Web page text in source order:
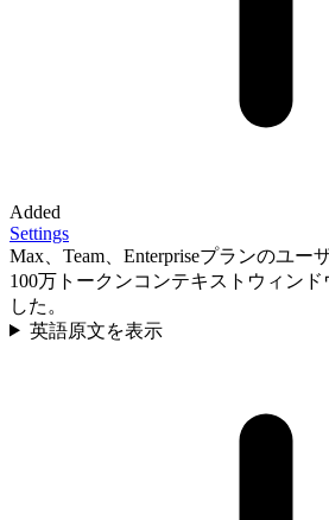
Added
Settings
Max、Team、Enterpriseプランのユー
100万トークンコンテキストウィン
した。
英語原文を表示